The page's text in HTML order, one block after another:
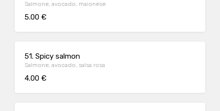
Salmone, avocado, maionese
5.00 €
51. Spicy salmon
Salmone, avocado, salsa rosa
4.00 €